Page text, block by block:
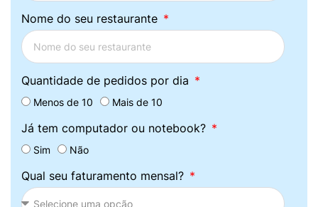
Nome do seu restaurante
Quantidade de pedidos por dia
Menos de 10 Mais de 10
Já tem computador ou notebook?
Sim Não
Qual seu faturamento mensal?